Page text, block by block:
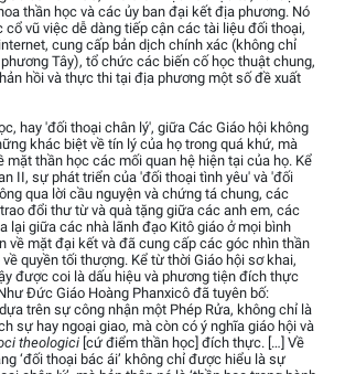
thần học và các ủy ban đại kết địa phương. Nó
cổ vũ việc dễ dàng tiếp cận các tài liệu đối thoại,
cung cấp bản dịch chính xác (không chỉ
Tây), tổ chức các biến cố học thuật chung,
hồi và thực thi tại địa phương một số đề xuất
hay 'đối thoại chân lý', giữa Các Giáo hội không
khác biệt về tín lý của họ trong quá khứ, mà
mặt thần học các mối quan hệ hiện tại của họ. Kể
II, sự phát triển của 'đối thoại tình yêu' và 'đối
qua lời cầu nguyện và chứng tá chung, các
đổi thư từ và quà tặng giữa các anh em, các
lại giữa các nhà lãnh đạo Kitô giáo ở mọi bình
về mặt đại kết và đã cung cấp các góc nhìn thần
quyền tối thượng. Kể từ thời Giáo hội sơ khai,
được coi là dấu hiệu và phương tiện đích thực
Đức Giáo Hoàng Phanxicô đã tuyên bố:
trên sự công nhận một Phép Rửa, không chỉ là
sự hay ngoại giao, mà còn có ý nghĩa giáo hội và
theologici [cứ điểm thần học] đích thực. […] Về
‘đối thoại bác ái’ không chỉ được hiểu là sự